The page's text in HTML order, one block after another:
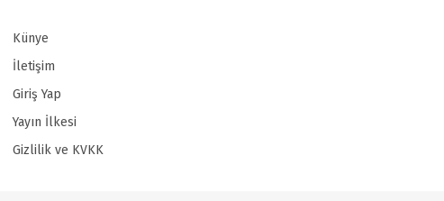
Künye
İletişim
Giriş Yap
Yayın İlkesi
Gizlilik ve KVKK